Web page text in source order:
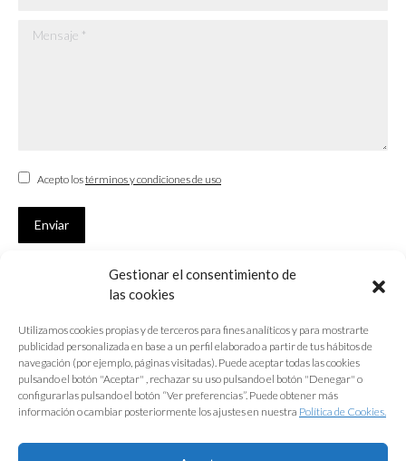
Gestionar el consentimiento de
las cookies
Utilizamos cookies propias y de terceros para fines analíticos y para mostrarte
publicidad personalizada en base a un perfil elaborado a partir de tus hábitos de
navegación (por ejemplo, páginas visitadas). Puede aceptar todas las cookies
pulsando el botón "Aceptar" , rechazar su uso pulsando el botón "Denegar" o
configurarlas pulsando el botón “Ver preferencias”. Puede obtener más
información o cambiar posteriormente los ajustes en nuestra Política de Cookies.
Mensaje *
Acepto lostérminos y condiciones de uso
Enviar
que desarrolla el Colegio de Arquitectos de Cádiz
Nombre *
E-mail *